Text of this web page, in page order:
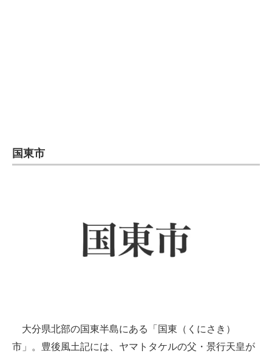
国東市
大分県北部の国東半島にある「国東（くにさき）
市」。豊後風土記には、ヤマトタケルの父・景行天皇が